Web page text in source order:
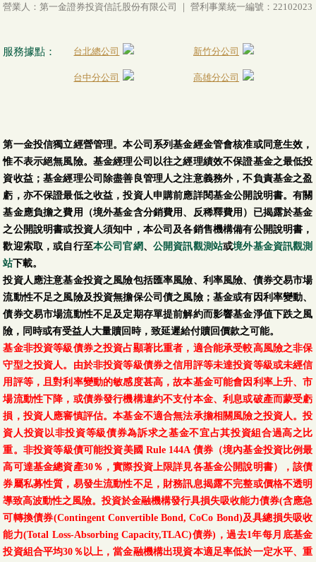
營業人：第一金證券投資信託股份有限公司 ｜ 營利事業統一編號：22102023
服務據點： 台北總公司 新竹分公司
台中分公司 高雄分公司
第一金投信獨立經營管理。本公司系列基金經金管會核准或同意生效，
惟不表示絕無風險。基金經理公司以往之經理績效不保證基金之最低投
資收益；基金經理公司除盡善良管理人之注意義務外，不負責基金之盈
虧，亦不保證最低之收益，投資人申購前應詳閱基金公開說明書。有關
基金應負擔之費用（境外基金含分銷費用、反稀釋費用）已揭露於基金
之公開說明書或投資人須知中，本公司及各銷售機構備有公開說明書，
歡迎索取，或自行至本公司官網、 公開資訊觀測站或境外基金資訊觀測
站下載。
投資人應注意基金投資之風險包括匯率風險、利率風險、債券交易市場
流動性不足之風險及投資無擔保公司債之風險；基金或有因利率變動、
債券交易市場流動性不足及定期存單提前解約而影響基金淨值下跌之風
險，同時或有受益人大量贖回時，致延遲給付贖回價款之可能。
基金非投資等級債券之投資占顯著比重者，適合能承受較高風險之非保
守型之投資人。由於非投資等級債券之信用評等未達投資等級或未經信
用評等，且對利率變動的敏感度甚高，故本基金可能會因利率上升、市
場流動性下降，或債券發行機構違約不支付本金、利息或破產而蒙受虧
損，投資人應審慎評估。本基金不適合無法承擔相關風險之投資人。投
資人投資以非投資等級債券為訴求之基金不宜占其投資組合過高之比
重。非投資等級債可能投資美國 Rule 144A 債券（境內基金投資比例最
高可達基金總資產30％，實際投資上限詳見各基金公開說明書），該債
券屬私募性質，易發生流動性不足，財務訊息揭露不完整或價格不透明
導致高波動性之風險。投資於金融機構發行具損失吸收能力債券(含應急
可轉換債券(Contingent Convertible Bond, CoCo Bond)及具總損失吸收
能力(Total Loss-Absorbing Capacity,TLAC)債券)，過去1年每月底基金
投資組合平均30％以上，當金融機構出現資本適足率低於一定水平、重